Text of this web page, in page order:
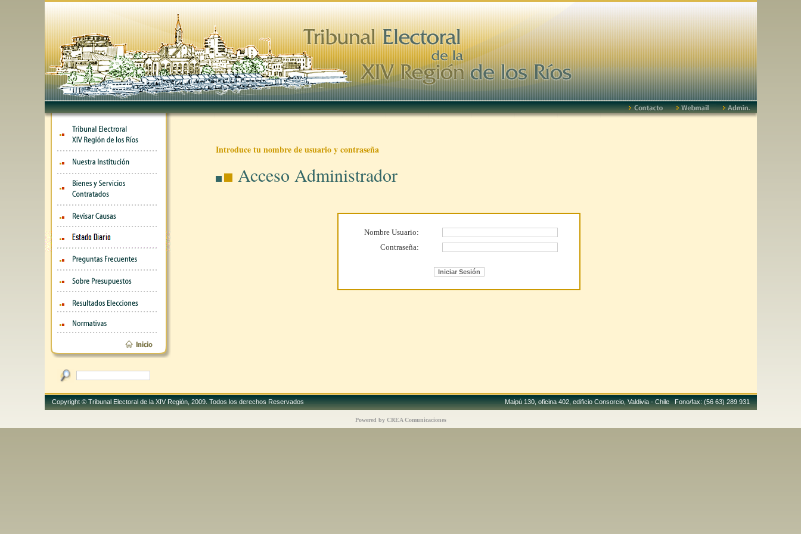
Introduce tu nombre de usuario y contraseña
Acceso Administrador
Nombre Usuario:
Contraseña:
Copyright © Tribunal Electoral de la XIV Región, 2009. Todos los derechos Reservados Maipú 130, oficina 402, edificio Consorcio, Valdivia - Chile Fono/fax: (56 63) 289 931
Powered by CREA Comunicaciones